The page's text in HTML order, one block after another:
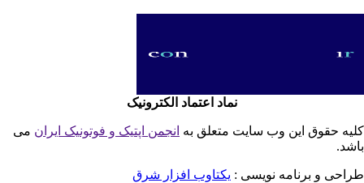
نماد اعتماد الکترونیک
حقوق این وب سایت متعلق بهانجمن اپتیک و فوتونیک ایران می
و برنامه نویسی : یکتاوب افزار شرق